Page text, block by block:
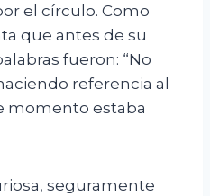
el círculo. Como
que antes de su
fueron: “No
referencia al
momento estaba
seguramente